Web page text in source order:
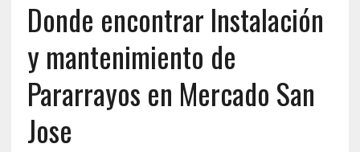
Donde encontrar Instalación
y mantenimiento de
Pararrayos en Mercado San
Jose